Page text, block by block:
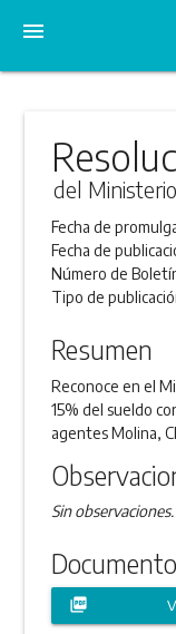
menu
del
Fecha de
Fecha de
Número de
Tipo de
Resumen
Reconoce en el
15% del sueldo
agentes Molina,
Sin observaciones.
picture_as_pdf